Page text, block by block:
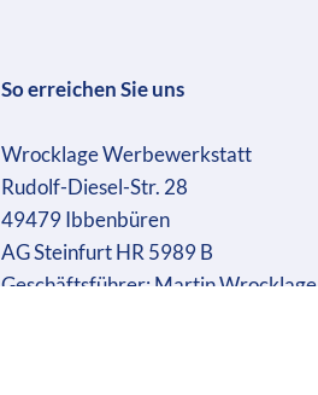
So erreichen Sie uns
Wrocklage Werbewerkstatt
Rudolf-Diesel-Str. 28
49479 Ibbenbüren
AG Steinfurt HR 5989 B
Geschäftsführer: Martin Wrocklage